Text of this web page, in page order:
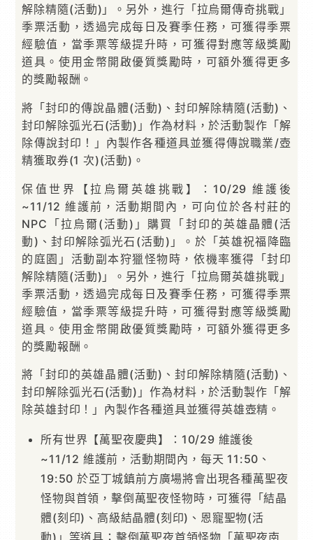
解除精隨(活動)」。另外，進行「拉烏爾傳奇挑戰」
季票活動，透過完成每日及賽季任務，可獲得季票
經驗值，當季票等級提升時，可獲得對應等級獎勵
道具。使用金幣開啟優質獎勵時，可額外獲得更多
的獎勵報酬。
將「封印的傳說晶體(活動)、封印解除精隨(活動)、
封印解除弧光石(活動)」作為材料，於活動製作「解
除傳說封印！」內製作各種道具並獲得傳說職業/壺
精獲取券(1 次)(活動)。
保值世界【拉烏爾英雄挑戰】：10/29 維護後
~11/12 維護前，活動期間內，可向位於各村莊的
NPC「拉烏爾(活動)」購買「封印的英雄晶體(活
動)、封印解除弧光石(活動)」。於「英雄祝福降臨
的庭園」活動副本狩獵怪物時，依機率獲得「封印
解除精隨(活動)」。另外，進行「拉烏爾英雄挑戰」
季票活動，透過完成每日及賽季任務，可獲得季票
經驗值，當季票等級提升時，可獲得對應等級獎勵
道具。使用金幣開啟優質獎勵時，可額外獲得更多
的獎勵報酬。
將「封印的英雄晶體(活動)、封印解除精隨(活動)、
封印解除弧光石(活動)」作為材料，於活動製作「解
除英雄封印！」內製作各種道具並獲得英雄壺精。
所有世界【萬聖夜慶典】：10/29 維護後
~11/12 維護前，活動期間內，每天 11:50、
19:50 於亞丁城鎮前方廣場將會出現各種萬聖夜
怪物與首領，擊倒萬聖夜怪物時，可獲得「結晶
體(刻印)、高級結晶體(刻印)、恩寵聖物(活